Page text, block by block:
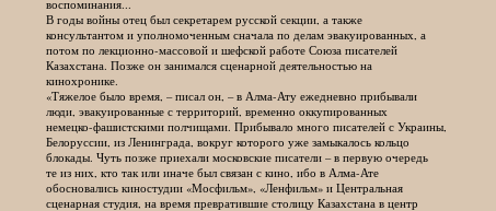
воспоминания...
В годы войны отец был секретарем русской секции, а также
консультантом и уполномоченным сначала по делам эвакуированных, а
потом по лекционно-массовой и шефской работе Союза писателей
Казахстана. Позже он занимался сценарной деятельностью на
кинохронике.
«Тяжелое было время, – писал он, – в Алма-Ату ежедневно прибывали
люди, эвакуированные с территорий, временно оккупированных
немецко-фашистскими полчищами. Прибывало много писателей с Украины,
Белоруссии, из Ленинграда, вокруг которого уже замыкалось кольцо
блокады. Чуть позже приехали московские писатели – в первую очередь
те из них, кто так или иначе был связан с кино, ибо в Алма-Ате
обосновались киностудии «Мосфильм», «Ленфильм» и Центральная
сценарная студия, на время превратившие столицу Казахстана в центр